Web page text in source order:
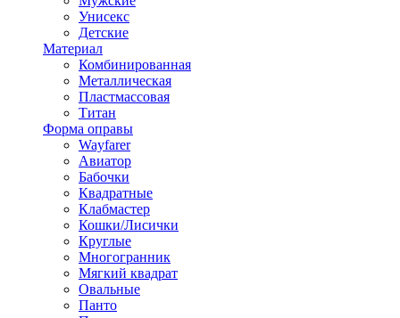
Унисекс
Детские
Материал
Комбинированная
Металлическая
Пластмассовая
Титан
Форма оправы
Wayfarer
Авиатор
Бабочки
Квадратные
Клабмастер
Кошки/Лисички
Круглые
Многогранник
Мягкий квадрат
Овальные
Панто